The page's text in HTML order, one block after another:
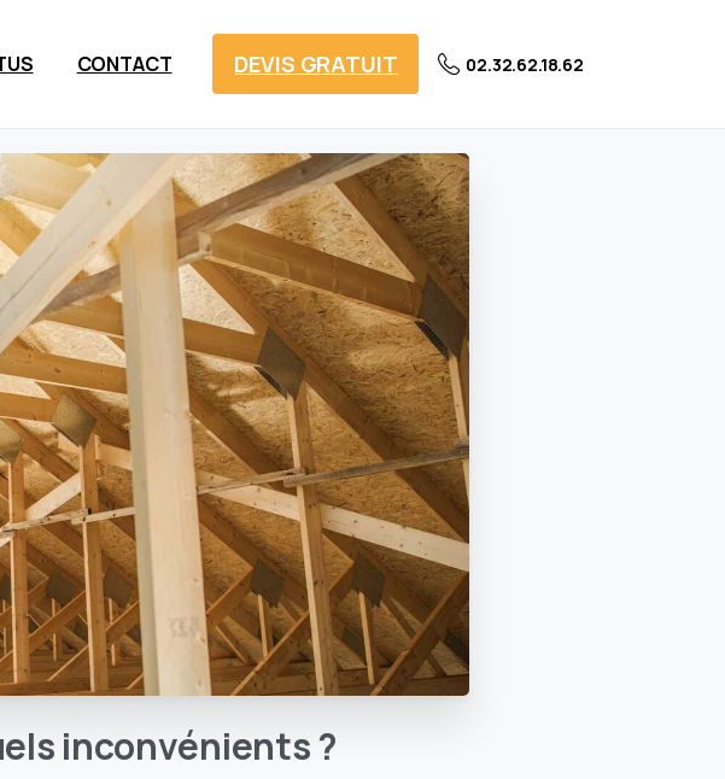
CONTACT DEVIS GRATUIT 02.32.62.18.62
inconvénients?